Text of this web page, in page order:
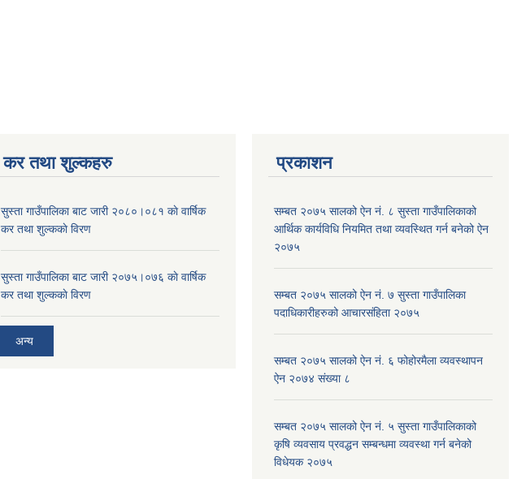
कर तथा शुल्कहरु
सुस्ता गाउँपालिका बाट जारी २०८०।०८१ काे वार्षिक
कर तथा शुल्ककाे विरण
सुस्ता गाउँपालिका बाट जारी २०७५।०७६ काे वार्षिक
कर तथा शुल्ककाे विरण
अन्य
प्रकाशन
सम्बत २०७५ सालको ऐन नं. ८ सुस्ता गाउँपालिकाको
आर्थिक कार्यविधि नियमित तथा व्यवस्थित गर्न बनेको ऐन
२०७५
सम्बत २०७५ सालको ऐन नं. ७ सुस्ता गाउँपालिका
पदाधिकारीहरुको आचारसंहिता २०७५
सम्बत २०७५ सालको ऐन नं. ६ फोहोरमैला व्यवस्थापन
ऐन २०७४ संख्या ८
सम्बत २०७५ सालको ऐन नं. ५ सुस्ता गाउँपालिकाको
कृषि व्यवसाय प्रवद्धन सम्बन्धमा व्यवस्था गर्न बनेको
विधेयक २०७५